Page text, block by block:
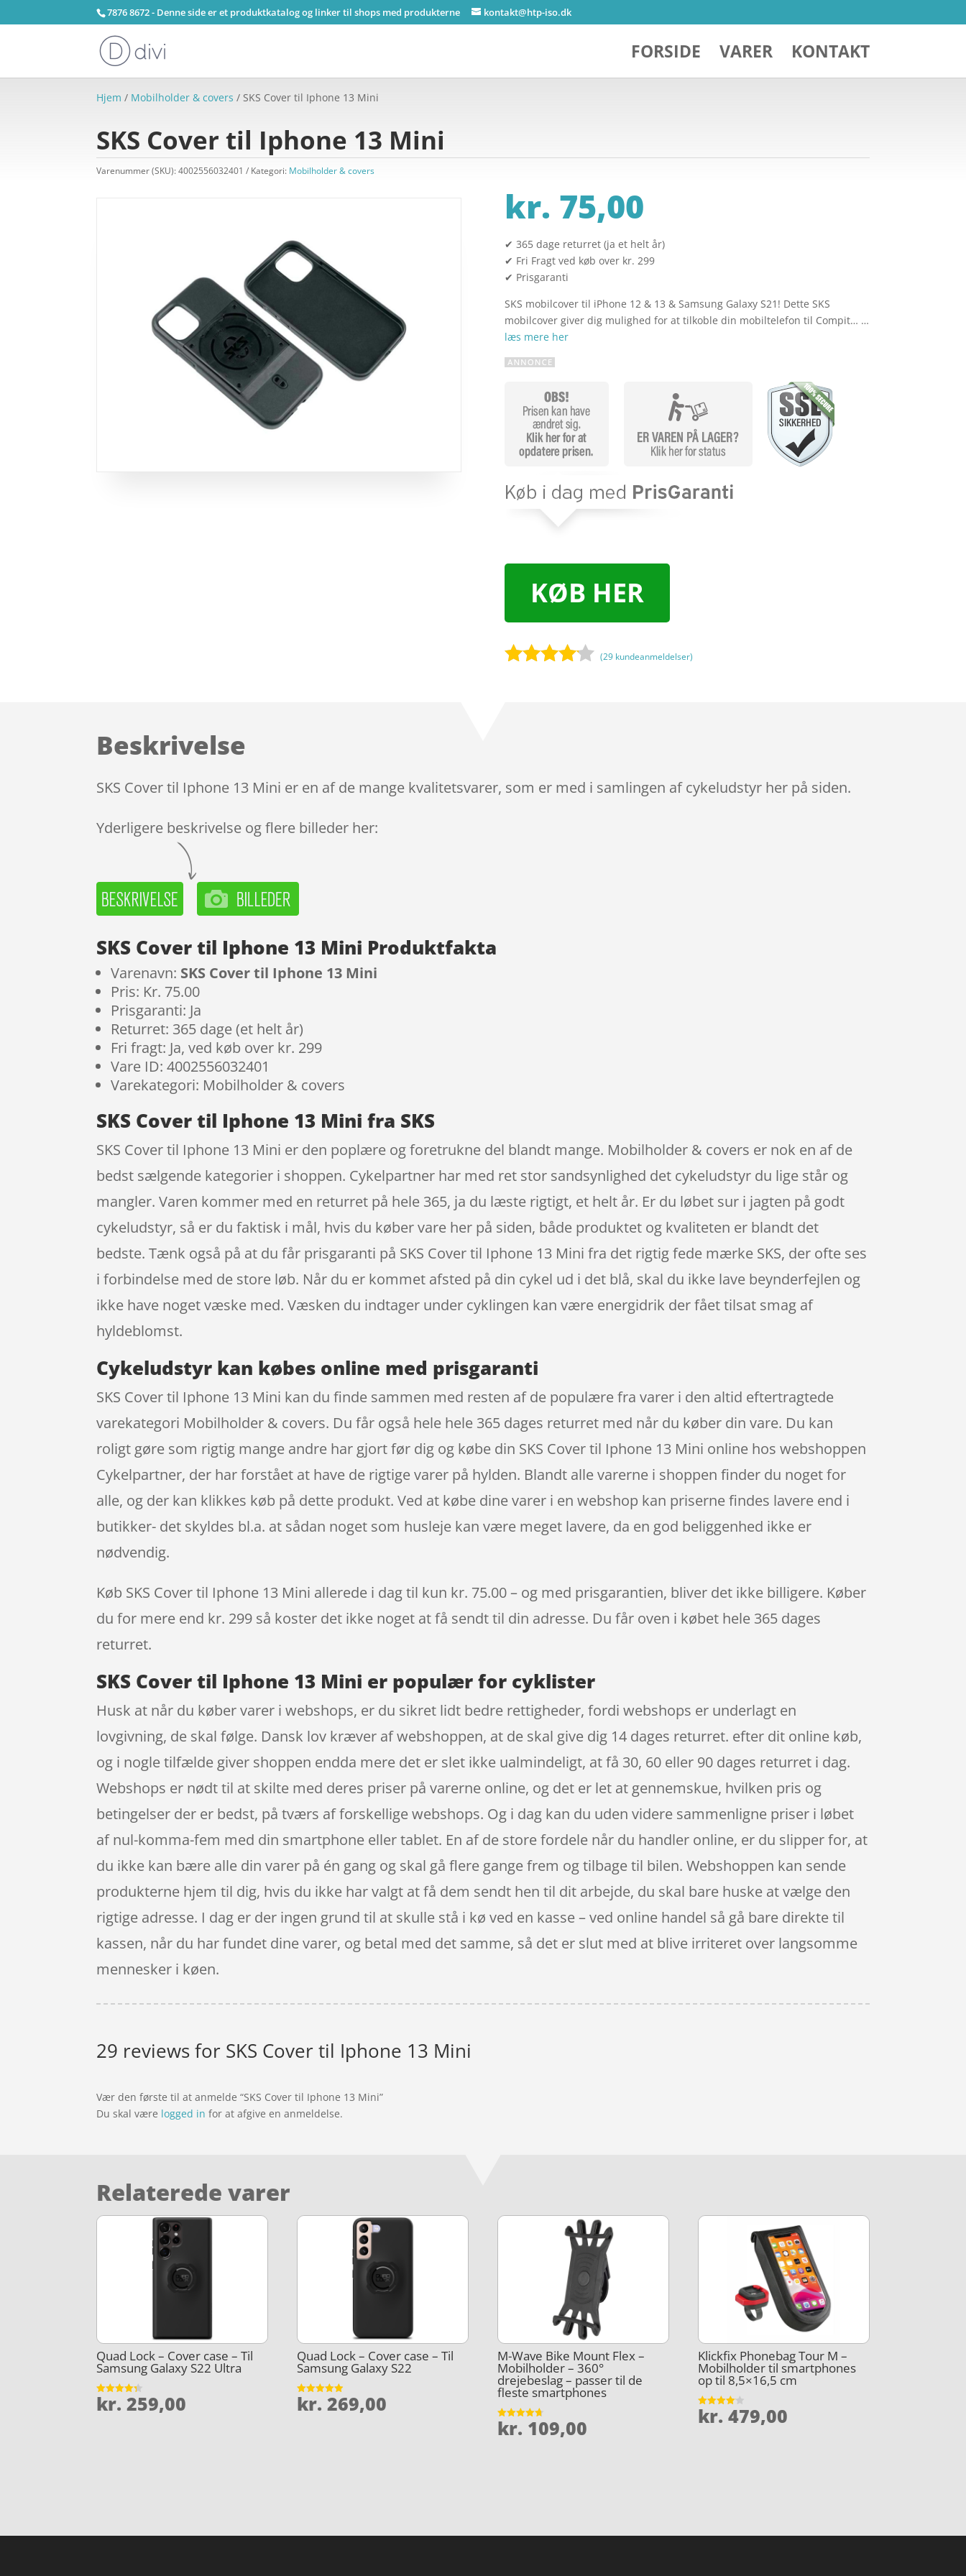
7876 8672 - Denne side er et produktkatalog og linker til shops med produkterne kontakt@htp-iso.dk
FORSIDE VARER KONTAKT
Hjem / Mobilholder & covers / SKS Cover til Iphone 13 Mini
SKS Cover til Iphone 13 Mini
Varenummer (SKU):4002556032401 Kategori: Mobilholder & covers
kr. 75,00
✔ 365 dage returret (ja et helt år)
✔ Fri Fragt ved køb over kr. 299
✔ Prisgaranti
SKS mobilcover til iPhone 12 & 13 & Samsung Galaxy S21! Dette SKS
mobilcover giver dig mulighed for at tilkoble din mobiltelefon til Compit… …
læs mere her
KØB HER
ømmels
er
(29 kundeanmeldelser)
Beskrivelse
SKS Cover til Iphone 13 Mini er en af de mange kvalitetsvarer, som er med i samlingen af cykeludstyr her på siden.
Yderligere beskrivelse og flere billeder her:
SKS Cover til Iphone 13 Mini Produktfakta
Varenavn: SKS Cover til Iphone 13 Mini
Pris: Kr. 75.00
Prisgaranti: Ja
Returret: 365 dage (et helt år)
Fri fragt: Ja, ved køb over kr. 299
Vare ID: 4002556032401
Varekategori: Mobilholder & covers
SKS Cover til Iphone 13 Mini fra SKS
SKS Cover til Iphone 13 Mini er den poplære og foretrukne del blandt mange. Mobilholder & covers er nok en af de
bedst sælgende kategorier i shoppen. Cykelpartner har med ret stor sandsynlighed det cykeludstyr du lige står og
mangler. Varen kommer med en returret på hele 365, ja du læste rigtigt, et helt år. Er du løbet sur i jagten på godt
cykeludstyr, så er du faktisk i mål, hvis du køber vare her på siden, både produktet og kvaliteten er blandt det
bedste. Tænk også på at du får prisgaranti på SKS Cover til Iphone 13 Mini fra det rigtig fede mærke SKS, der ofte ses
i forbindelse med de store løb. Når du er kommet afsted på din cykel ud i det blå, skal du ikke lave beynderfejlen og
ikke have noget væske med. Væsken du indtager under cyklingen kan være energidrik der fået tilsat smag af
hyldeblomst.
Cykeludstyr kan købes online med prisgaranti
SKS Cover til Iphone 13 Mini kan du finde sammen med resten af de populære fra varer i den altid eftertragtede
varekategori Mobilholder & covers. Du får også hele hele 365 dages returret med når du køber din vare. Du kan
roligt gøre som rigtig mange andre har gjort før dig og købe din SKS Cover til Iphone 13 Mini online hos webshoppen
Cykelpartner, der har forstået at have de rigtige varer på hylden. Blandt alle varerne i shoppen finder du noget for
alle, og der kan klikkes køb på dette produkt. Ved at købe dine varer i en webshop kan priserne findes lavere end i
butikker- det skyldes bl.a. at sådan noget som husleje kan være meget lavere, da en god beliggenhed ikke er
nødvendig.
Køb SKS Cover til Iphone 13 Mini allerede i dag til kun kr. 75.00 – og med prisgarantien, bliver det ikke billigere. Køber
du for mere end kr. 299 så koster det ikke noget at få sendt til din adresse. Du får oven i købet hele 365 dages
returret.
SKS Cover til Iphone 13 Mini er populær for cyklister
Husk at når du køber varer i webshops, er du sikret lidt bedre rettigheder, fordi webshops er underlagt en
lovgivning, de skal følge. Dansk lov kræver af webshoppen, at de skal give dig 14 dages returret. efter dit online køb,
og i nogle tilfælde giver shoppen endda mere det er slet ikke ualmindeligt, at få 30, 60 eller 90 dages returret i dag.
Webshops er nødt til at skilte med deres priser på varerne online, og det er let at gennemskue, hvilken pris og
betingelser der er bedst, på tværs af forskellige webshops. Og i dag kan du uden videre sammenligne priser i løbet
af nul-komma-fem med din smartphone eller tablet. En af de store fordele når du handler online, er du slipper for, at
du ikke kan bære alle din varer på én gang og skal gå flere gange frem og tilbage til bilen. Webshoppen kan sende
produkterne hjem til dig, hvis du ikke har valgt at få dem sendt hen til dit arbejde, du skal bare huske at vælge den
rigtige adresse. I dag er der ingen grund til at skulle stå i kø ved en kasse – ved online handel så gå bare direkte til
kassen, når du har fundet dine varer, og betal med det samme, så det er slut med at blive irriteret over langsomme
mennesker i køen.
29 reviews for SKS Cover til Iphone 13 Mini
Vær den første til at anmelde “SKS Cover til Iphone 13 Mini”
Du skal være logged in for at afgive en anmeldelse.
Relaterede varer
Quad Lock – Cover case – Til
Samsung Galaxy S22 Ultra
Vurderet
4.3
kr. 259,00
Quad Lock – Cover case – Til
Samsung Galaxy S22
Vurderet
4.9
kr. 269,00
M-Wave Bike Mount Flex –
Mobilholder – 360°
drejebeslag – passer til de
fleste smartphones
Vurderet
4.7
kr. 109,00
Klickfix Phonebag Tour M –
Mobilholder til smartphones
op til 8,5×16,5 cm
Vurderet
4.1
kr. 479,00